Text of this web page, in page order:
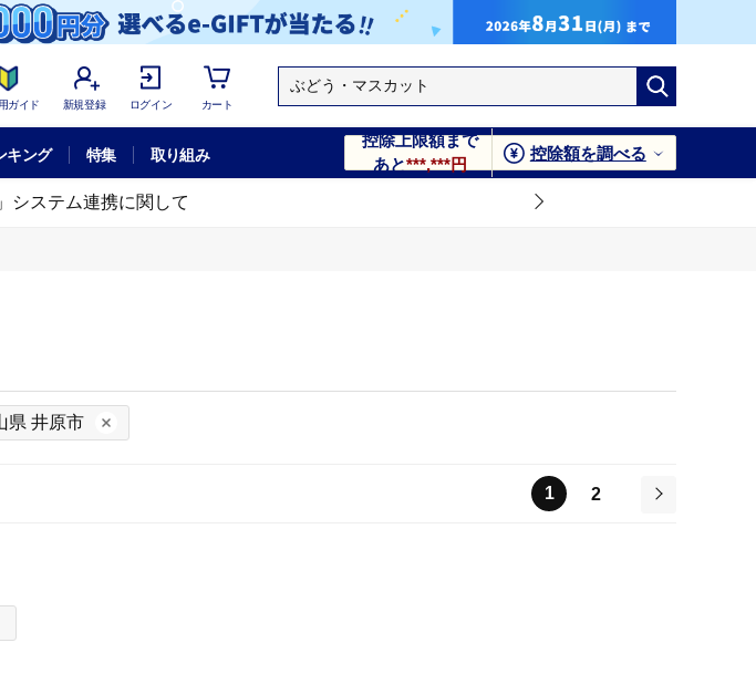
ガイド 新規登録 ログイン カート
キング 特集 取り組み
控除上限額まで
あと***,***円
控除額を調べる
システム連携に関して
県 井原市
1
2